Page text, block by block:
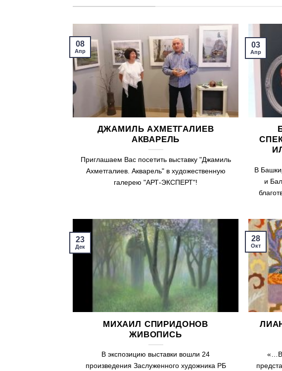
ДЖАМИЛЬ АХМЕТГАЛИЕВ
АКВАРЕЛЬ
Приглашаем Вас посетить выставку "Джамиль
Ахметгалиев. Акварель" в художественную
галерею "АРТ-ЭКСПЕРТ"!
08
Апр
В
и
03
Апр
МИХАИЛ СПИРИДОНОВ
ЖИВОПИСЬ
В экспозицию выставки вошли 24
произведения Заслуженного художника РБ
23
Дек
«…В
28
Окт